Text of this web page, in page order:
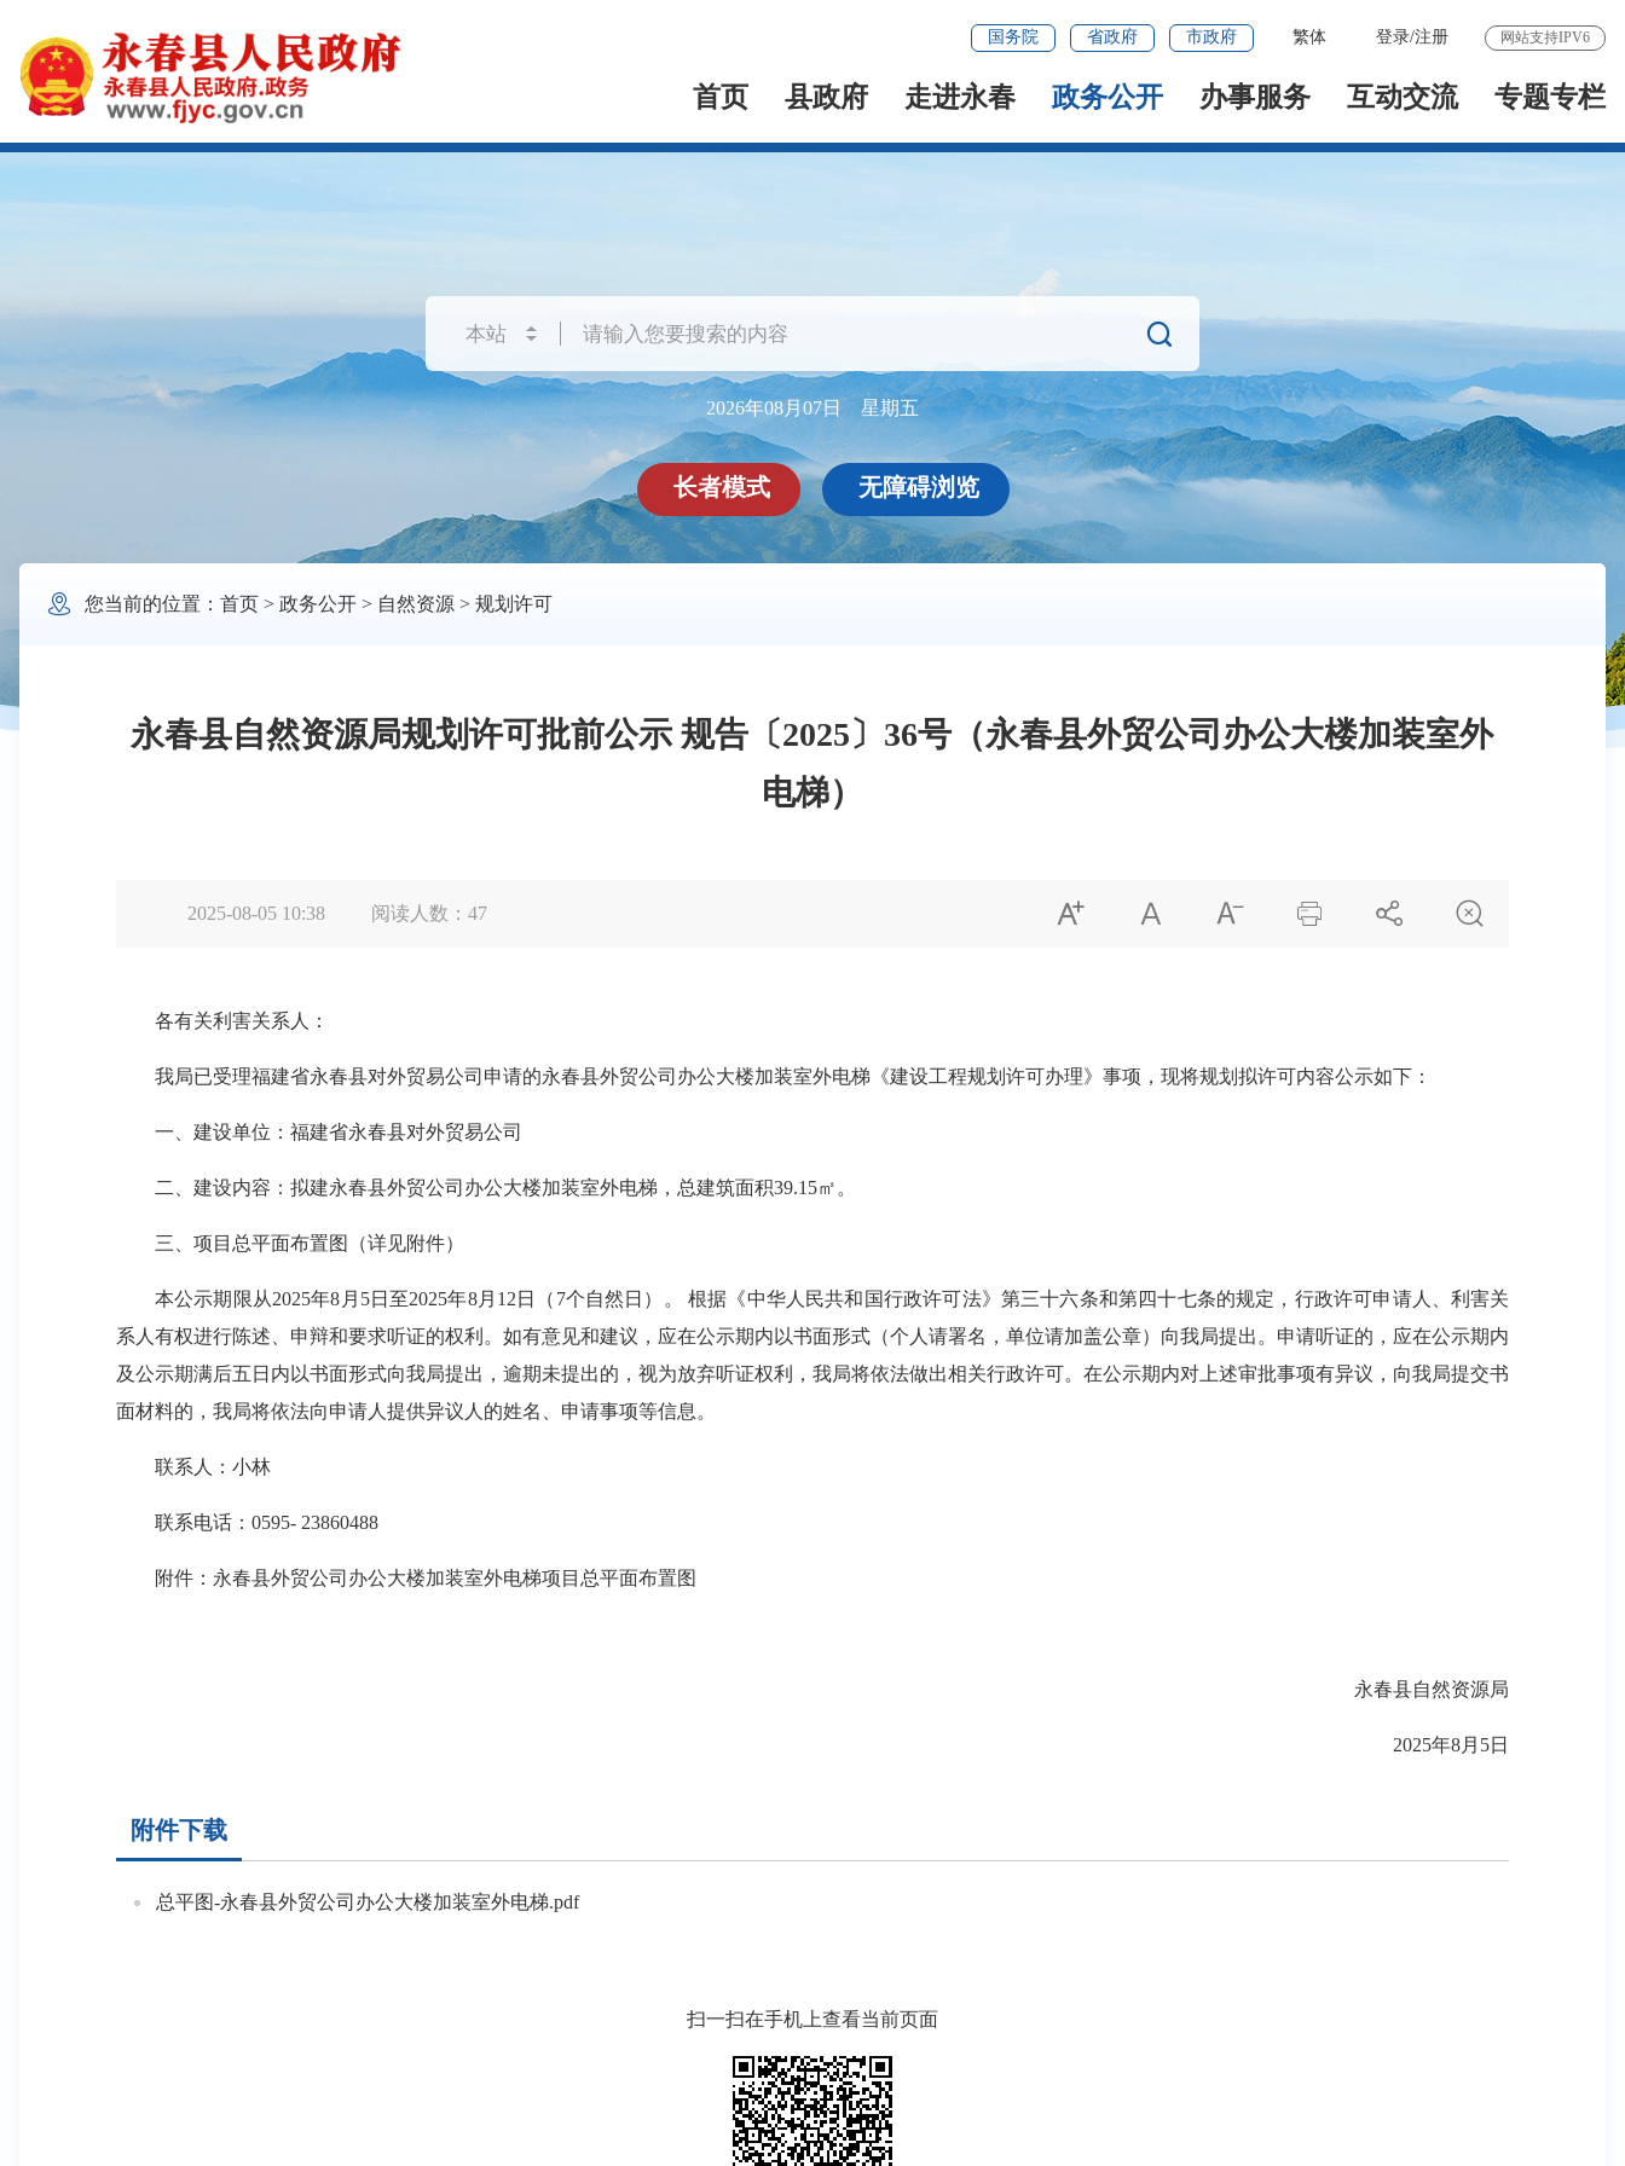
国务院 省政府 市政府 繁体 登录/注册 网站支持IPV6
首页 县政府 走进永春 政务公开 办事服务 互动交流 专题专栏

2026年08月07日 星期五
长者模式 无障碍浏览
 您当前的位置： 首页> 政务公开> 自然资源> 规划许可
永春县自然资源局规划许可批前公示 规告〔2025〕36号（永春县外贸公司办公大楼加装室外
电梯）
2025-08-05 10:38 阅读人数： 47      
各有关利害关系人：
我局已受理福建省永春县对外贸易公司申请的永春县外贸公司办公大楼加装室外电梯《建设工程规划许可办理》事项，现将规划拟许可内容公示如下：
一、建设单位：福建省永春县对外贸易公司
二、建设内容：拟建永春县外贸公司办公大楼加装室外电梯，总建筑面积39.15㎡。
三、项目总平面布置图（详见附件）
本公示期限从2025年8月5日至2025年8月12日（7个自然日）。 根据《中华人民共和国行政许可法》第三十六条和第四十七条的规定，行政许可申请人、利害关
系人有权进行陈述、申辩和要求听证的权利。如有意见和建议，应在公示期内以书面形式（个人请署名，单位请加盖公章）向我局提出。申请听证的，应在公示期内
及公示期满后五日内以书面形式向我局提出，逾期未提出的，视为放弃听证权利，我局将依法做出相关行政许可。在公示期内对上述审批事项有异议，向我局提交书
面材料的，我局将依法向申请人提供异议人的姓名、申请事项等信息。
联系人：小林
联系电话：0595- 23860488
附件：永春县外贸公司办公大楼加装室外电梯项目总平面布置图
永春县自然资源局
2025年8月5日
附件下载
总平图-永春县外贸公司办公大楼加装室外电梯.pdf
扫一扫在手机上查看当前页面